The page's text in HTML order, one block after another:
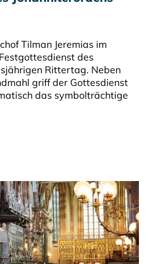
Tilman Jeremias im
des
Rittertag. Neben
griff der Gottesdienst
das symbolträchtige